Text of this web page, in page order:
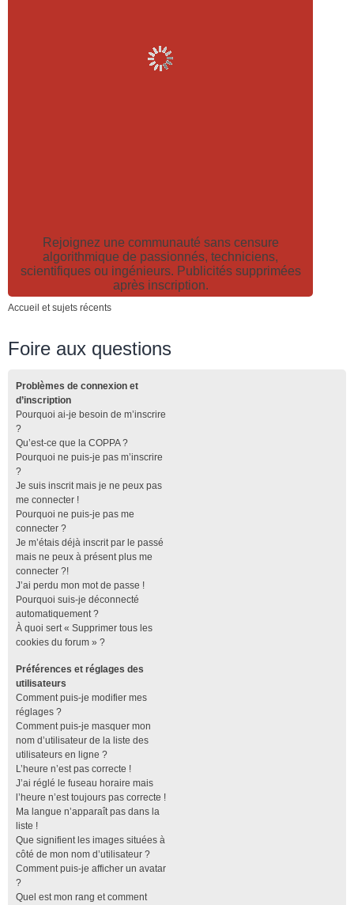
Rejoignez une communauté sans censure
algorithmique de passionnés, techniciens,
scientifiques ou ingénieurs. Publicités supprimées
après inscription.
Accueil et sujets récents
Foire aux questions
Problèmes de connexion et
d’inscription
Pourquoi ai-je besoin de m’inscrire
?
Qu’est-ce que la COPPA ?
Pourquoi ne puis-je pas m’inscrire
?
Je suis inscrit mais je ne peux pas
me connecter !
Pourquoi ne puis-je pas me
connecter ?
Je m’étais déjà inscrit par le passé
mais ne peux à présent plus me
connecter ?!
J’ai perdu mon mot de passe !
Pourquoi suis-je déconnecté
automatiquement ?
À quoi sert « Supprimer tous les
cookies du forum » ?
Préférences et réglages des
utilisateurs
Comment puis-je modifier mes
réglages ?
Comment puis-je masquer mon
nom d’utilisateur de la liste des
utilisateurs en ligne ?
L’heure n’est pas correcte !
J’ai réglé le fuseau horaire mais
l’heure n’est toujours pas correcte !
Ma langue n’apparaît pas dans la
liste !
Que signifient les images situées à
côté de mon nom d’utilisateur ?
Comment puis-je afficher un avatar
?
Quel est mon rang et comment